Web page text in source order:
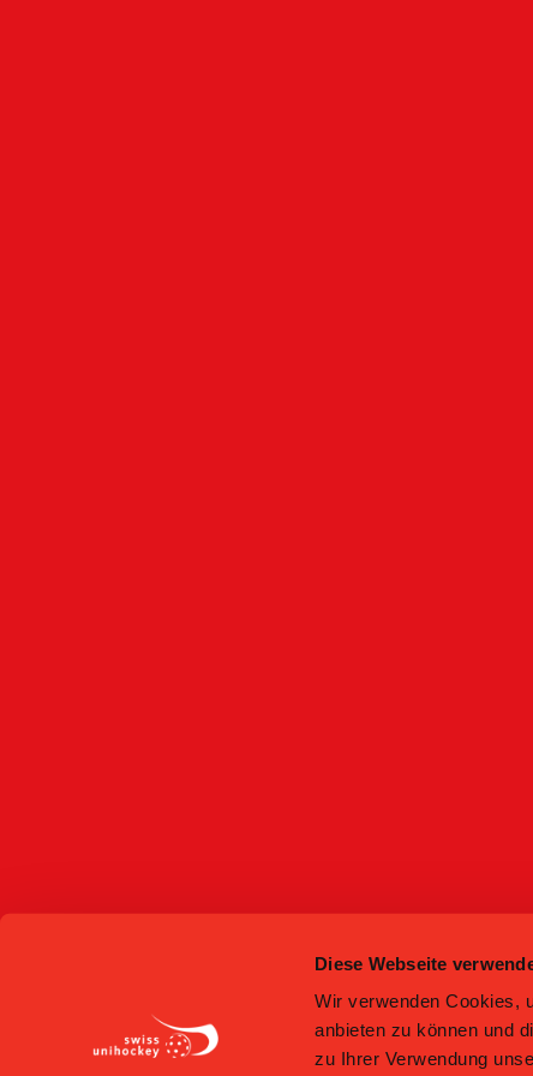
Diese Webseite
Wir verwenden Cookies,
anbieten zu können und
zu Ihrer Verwendung